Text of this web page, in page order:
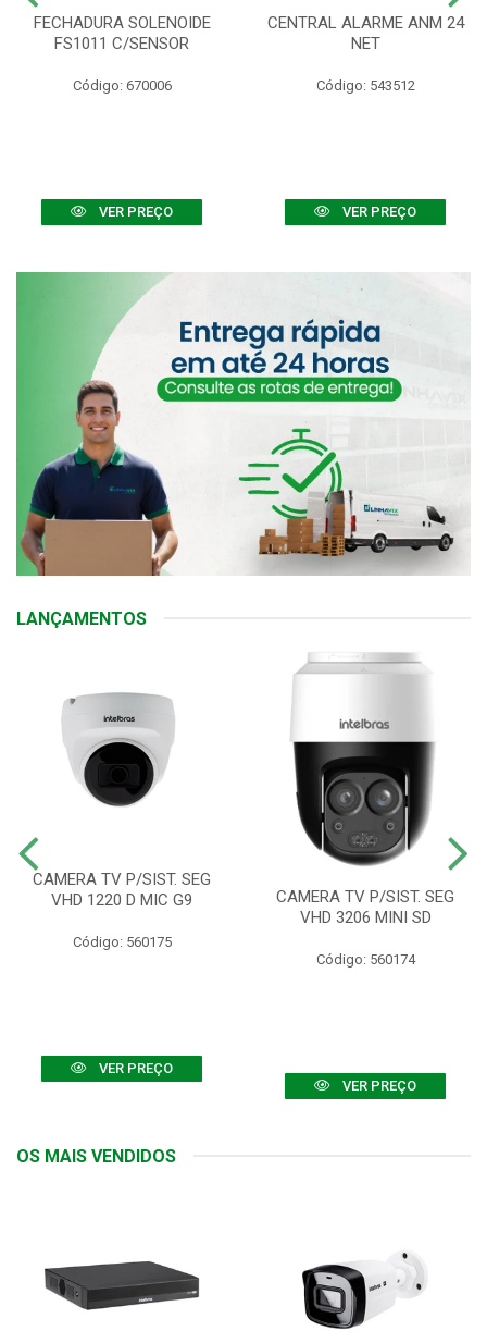
FECHADURA SOLENOIDE
FS1011 C/SENSOR
Código: 670006
VER PREÇO
CENTRAL ALARME ANM 24
NET
Código: 543512
VER PREÇO
LANÇAMENTOS
CAMERA TV P/SIST. SEG
VHD 1220 D MIC G9
Código: 560175
VER PREÇO
CAMERA TV P/SIST. SEG
VHD 3206 MINI SD
Código: 560174
VER PREÇO
OS MAIS VENDIDOS